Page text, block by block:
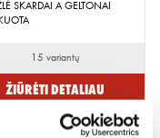
SKARDAI A GELTONAI
15 variantų
Žiūrėti detaliau